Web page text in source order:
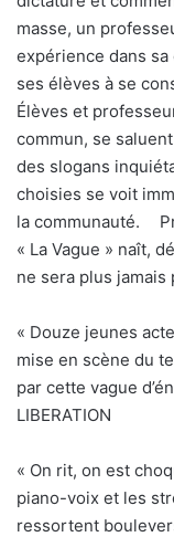
masse, un
expérience dans
ses élèves à se
Élèves et
commun, se
des slogans
choisies se voit
la communauté.
« La Vague » naît,
ne sera plus jamais
« Douze jeunes
mise en scène du
par cette vague
LIBERATION
« On rit, on est
piano-voix et les
ressortent